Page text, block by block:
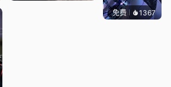
免费 1367Bewie